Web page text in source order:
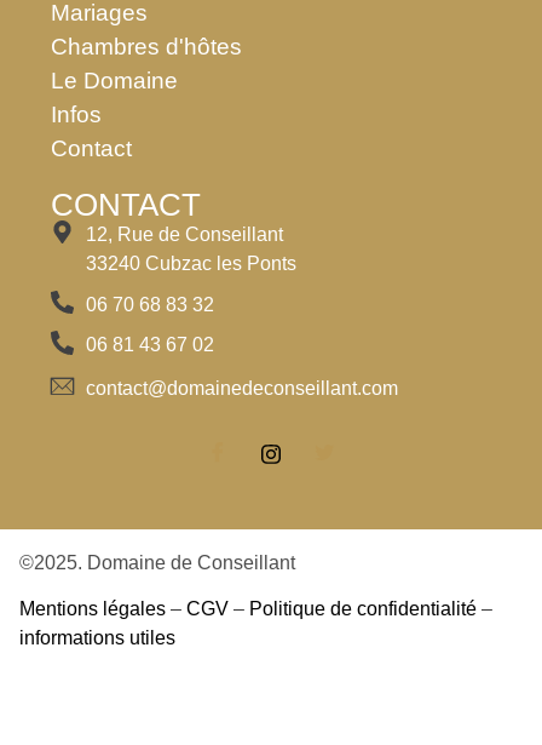
Mariages
Chambres d'hôtes
Le Domaine
Infos
Contact
CONTACT
12, Rue de Conseillant
33240 Cubzac les Ponts
06 70 68 83 32
06 81 43 67 02
contact@domainedeconseillant.com
©2025. Domaine de Conseillant
Mentions légales – CGV – Politique de confidentialité –
informations utiles